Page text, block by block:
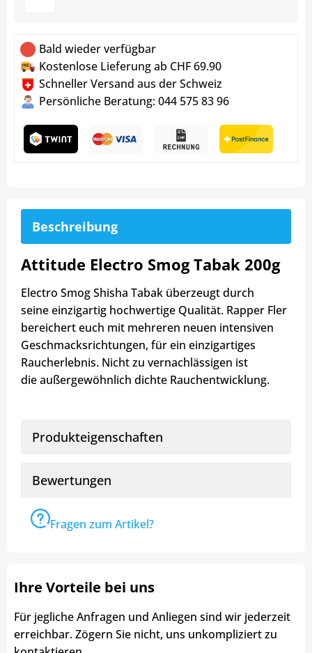
Bald wieder verfügbar
Kostenlose Lieferung ab CHF 69.90
Schneller Versand aus der Schweiz
Persönliche Beratung: 044 575 83 96
Beschreibung
Attitude Electro Smog Tabak 200g
Electro Smog Shisha Tabak überzeugt durch
seine einzigartig hochwertige Qualität. Rapper Fler
bereichert euch mit mehreren neuen intensiven
Geschmacksrichtungen, für ein einzigartiges
Raucherlebnis. Nicht zu vernachlässigen ist
die außergewöhnlich dichte Rauchentwicklung.
Produkteigenschaften
Bewertungen
Fragen zum Artikel?
Ihre Vorteile bei uns
Für jegliche Anfragen und Anliegen sind wir jederzeit
erreichbar. Zögern Sie nicht, uns unkompliziert zu